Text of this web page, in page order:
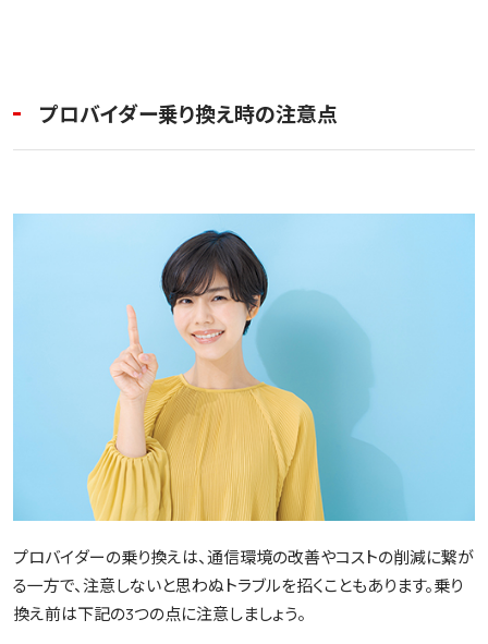
プロバイダー乗り換え時の注意点
プロバイダーの乗り換えは、通信環境の改善やコストの削減に繋が
る一方で、注意しないと思わぬトラブルを招くこともあります。乗り
換え前は下記の3つの点に注意しましょう。